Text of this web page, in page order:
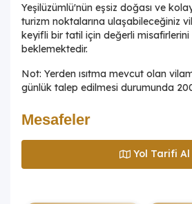
Yeşilüzümlü'nün eşsiz doğası ve
turizm noktalarına ulaşabileceğiniz
keyifli bir tatil için değerli misafirlerini
beklemektedir.
Not: Yerden ısıtma mevcut olan
günlük talep edilmesi durumunda
Mesafeler
Yol Tarifi Al